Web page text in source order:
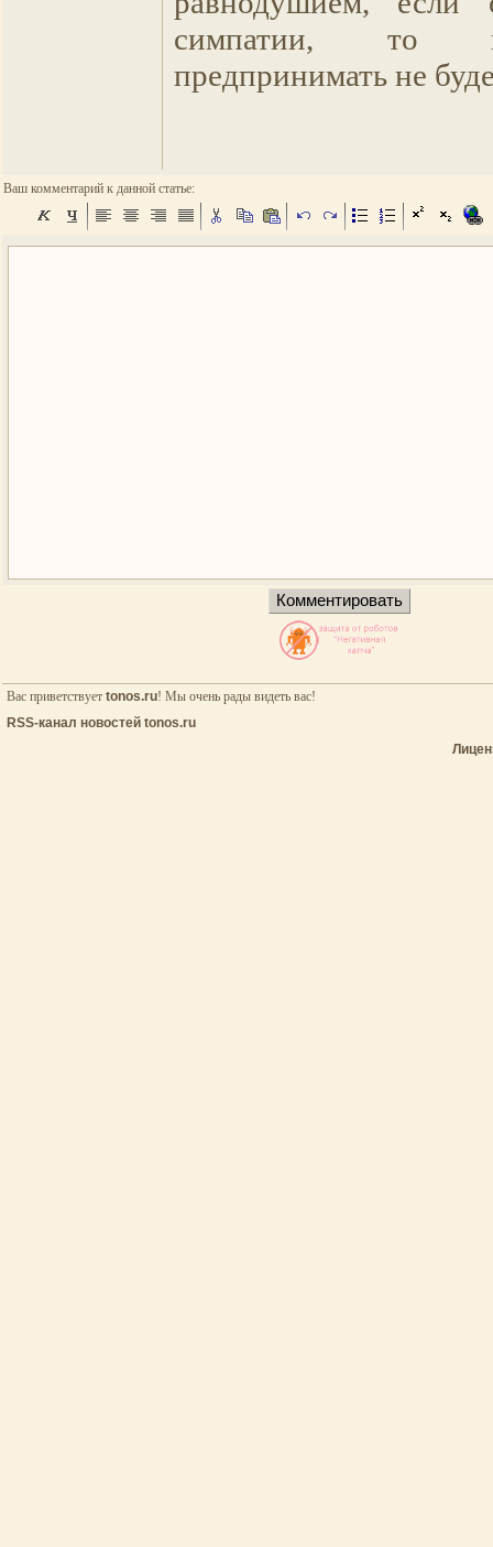
симпатии, то
предпринимать не
Ваш комментарий к данной статье:
Вас приветствует tonos.ru! Мы очень рады видеть вас!
RSS-канал новостей tonos.ru